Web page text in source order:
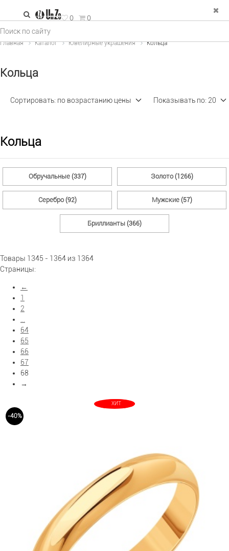
Украшения
и колье
0 0
Главная Каталог Ювелирные украшения Кольца
Кольца
Сортировать: по возрастанию цены Показывать по: 20
Кольца
Обручальные (337) Золото (1266)
Серебро (92) Мужские (57)
Бриллианты (366)
Товары 1345 - 1364 из 1364
Страницы:
←
1
2
64
65
66
67
68
→
-40%
ХИТ